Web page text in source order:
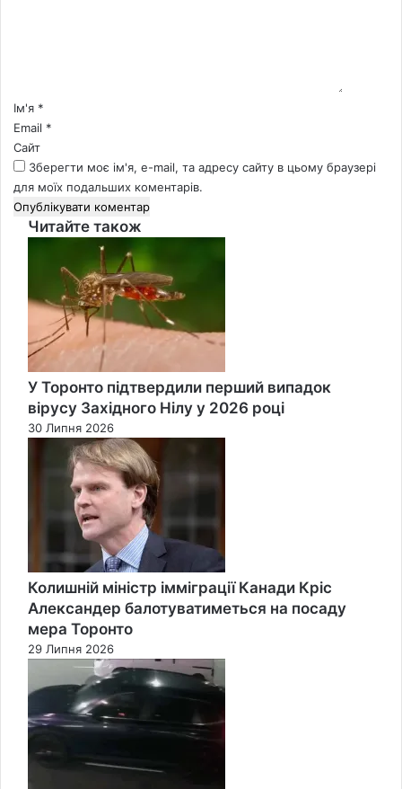
*Ім'я *
Email *
Сайт
Зберегти моє ім'я, e-mail, та адресу сайту в цьому браузері
для моїх подальших коментарів.
Читайте також
У Торонто підтвердили перший випадок
вірусу Західного Нілу у 2026 році
30 Липня 2026
Колишній міністр імміграції Канади Кріс
Александер балотуватиметься на посаду
мера Торонто
29 Липня 2026